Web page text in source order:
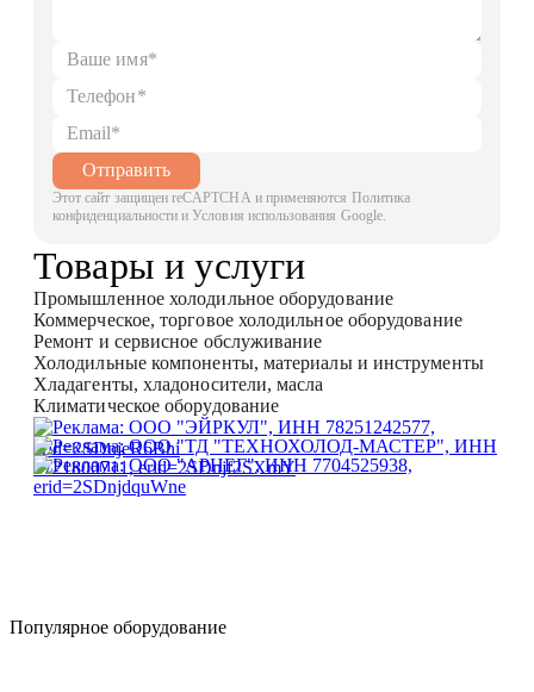
Отправить
Этот сайт защищен reCAPTCHA и применяются Политика
конфиденциальности и Условия использования Google.
Товары и услуги
Промышленное холодильное оборудование
Коммерческое, торговое холодильное оборудование
Ремонт и сервисное обслуживание
Холодильные компоненты, материалы и инструменты
Хладагенты, хладоносители, масла
Климатическое оборудование
Популярное оборудование